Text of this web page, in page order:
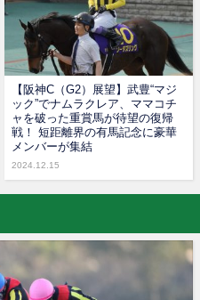
【阪神C（G2）展望】武豊“マジ
ック”でナムラクレア、ママコチ
ャを破った重賞馬が待望の復帰
戦！ 短距離界の有馬記念に豪華
メンバーが集結
2024.12.15